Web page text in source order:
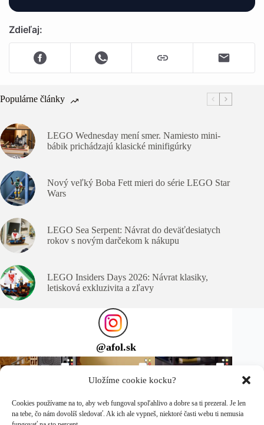
Uložíme cookie kocku?
Cookies používame na to, aby web fungoval spoľahlivo a dobre sa ti prezeral. Je len
na tebe, čo nám dovolíš sledovať. Ak ich ale vypneš, niektoré časti webu ti nemusia
Zdieľaj:
Populárne články
LEGO Wednesday mení smer. Namiesto mini-
bábik prichádzajú klasické minifigúrky
Nový veľký Boba Fett mieri do série LEGO Star
Wars
LEGO Sea Serpent: Návrat do deväťdesiatych
rokov s novým darčekom k nákupu
LEGO Insiders Days 2026: Návrat klasiky,
letisková exkluzivita a zľavy
@afol.sk